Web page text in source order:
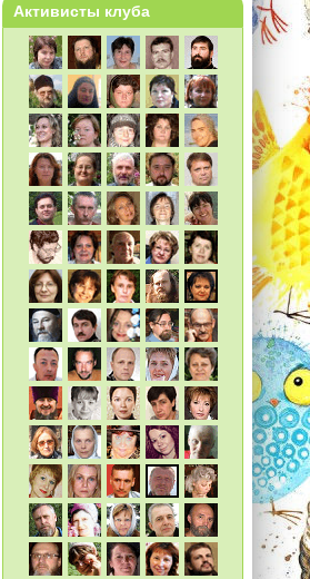
Активисты клуба